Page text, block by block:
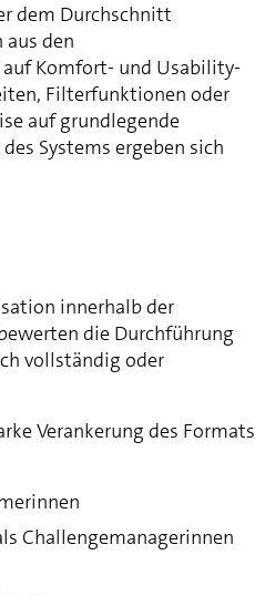
dem Durchschnitt
den
Komfort- und Usability-
Filterfunktionen oder
auf grundlegende
Systems ergeben sich
innerhalb der
die Durchführung
vollständig oder
Verankerung des Formats
Challengemanagerinnen